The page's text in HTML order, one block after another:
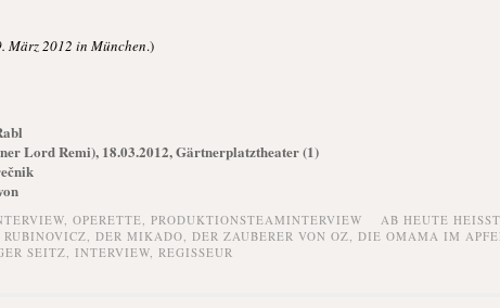
März 2012 in München.)
Lord Remi), 18.03.2012, Gärtnerplatztheater (1)
OPERETTE, PRODUKTIONSTEAMINTERVIEW AB HEUTE HEISST
, DER MIKADO, DER ZAUBERER VON OZ, DIE OMAMA IM
SEITZ, INTERVIEW, REGISSEUR